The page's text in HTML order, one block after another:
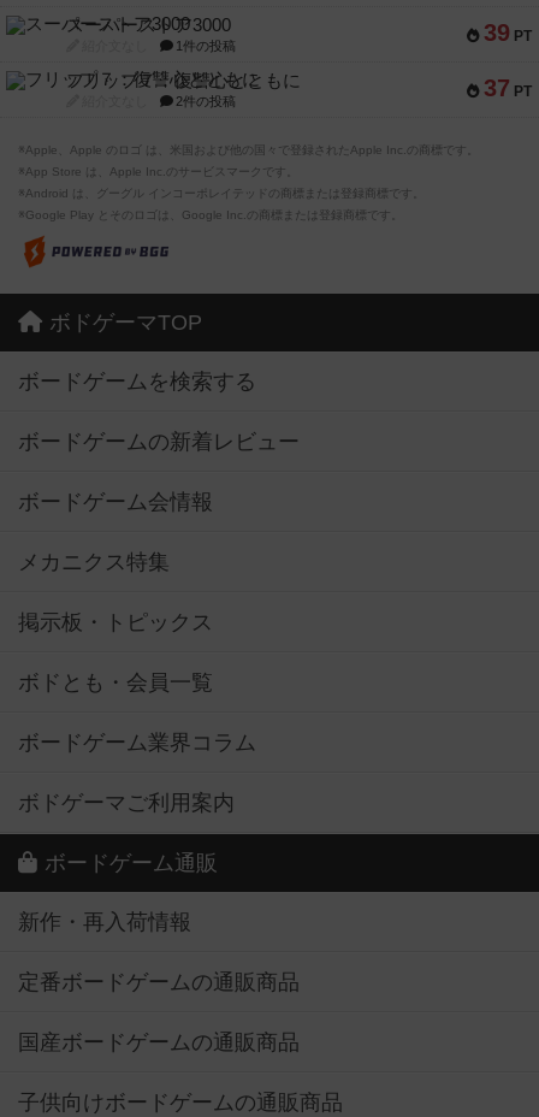
39 PT
スーパーストア3000
1件の投稿
37 PT
フリップ７：復讐心とともに
2件の投稿
※Apple、Apple のロゴ は、米国および他の国々で登録されたApple Inc.の商標です。
※App Store は、Apple Inc.のサービスマークです。
※Android は、グーグル インコーポレイテッドの商標または登録商標です。
※Google Play とそのロゴは、Google Inc.の商標または登録商標です。
ボドゲーマTOP
ボードゲームを検索する
ボードゲームの新着レビュー
ボードゲーム会情報
メカニクス特集
掲示板・トピックス
ボドとも・会員一覧
ボードゲーム業界コラム
ボドゲーマご利用案内
ボードゲーム通販
新作・再入荷情報
定番ボードゲームの通販商品
国産ボードゲームの通販商品
子供向けボードゲームの通販商品